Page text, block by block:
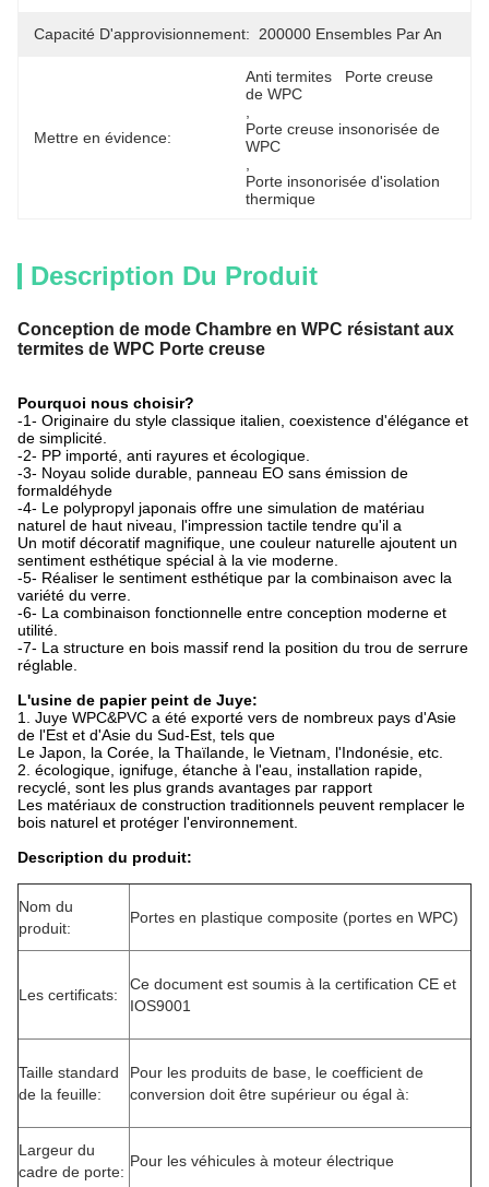
Capacité D'approvisionnement: 200000 Ensembles Par An
Mettre en évidence:
Anti termites   Porte creuse
de WPC
Porte creuse insonorisée de
WPC
Porte insonorisée d'isolation
thermique
Description Du Produit
Conception de mode Chambre en WPC résistant aux
termites de WPC Porte creuse
Pourquoi nous choisir?
-1- Originaire du style classique italien, coexistence d'élégance et
de simplicité.
-2- PP importé, anti rayures et écologique.
-3- Noyau solide durable, panneau EO sans émission de
formaldéhyde
-4- Le polypropyl japonais offre une simulation de matériau
naturel de haut niveau, l'impression tactile tendre qu'il a
Un motif décoratif magnifique, une couleur naturelle ajoutent un
sentiment esthétique spécial à la vie moderne.
-5- Réaliser le sentiment esthétique par la combinaison avec la
variété du verre.
-6- La combinaison fonctionnelle entre conception moderne et
utilité.
-7- La structure en bois massif rend la position du trou de serrure
réglable.
L'usine de papier peint de Juye:
1. Juye WPC&PVC a été exporté vers de nombreux pays d'Asie
de l'Est et d'Asie du Sud-Est, tels que
Le Japon, la Corée, la Thaïlande, le Vietnam, l'Indonésie, etc.
2. écologique, ignifuge, étanche à l'eau, installation rapide,
recyclé, sont les plus grands avantages par rapport
Les matériaux de construction traditionnels peuvent remplacer le
bois naturel et protéger l'environnement.
Description du produit:
Nom du
produit:
Portes en plastique composite (portes en WPC)
Les certificats:
Ce document est soumis à la certification CE et
IOS9001
Taille standard
de la feuille:
Pour les produits de base, le coefficient de
conversion doit être supérieur ou égal à:
Largeur du
cadre de porte:
Pour les véhicules à moteur électrique